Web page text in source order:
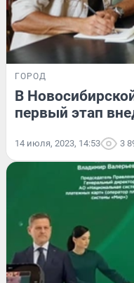
ГОРОД
В
первый этап
14 июля, 2023, 14:53 3